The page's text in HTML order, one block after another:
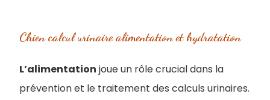
Chien calcul urinaire alimentation et hydratation
L’alimentation joue un rôle crucial dans la
prévention et le traitement des calculs urinaires.